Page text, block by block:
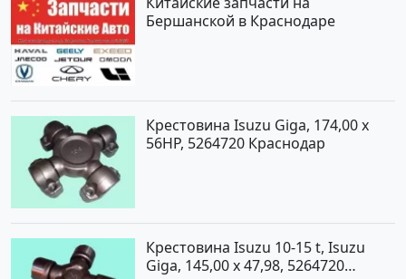
Бершанской в Краснодаре
Крестовина Isuzu Giga, 174,00 x
56HP, 5264720 Краснодар
Крестовина Isuzu 10-15 t, Isuzu
Giga, 145,00 x 47,98, 5264720